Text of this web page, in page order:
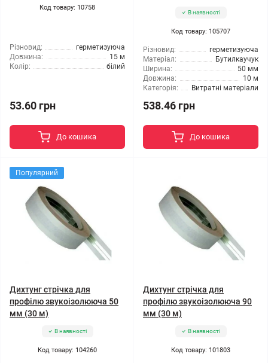
Код товару: 10758
Різновид:
герметизуюча
Довжина:
15 м
Колір:
білий
53.60 грн
До кошика
В наявності
Код товару: 105707
Різновид:
герметизуюча
Матеріал:
Бутилкаучук
Ширина:
50 мм
Довжина:
10 м
Категорія:
Витратні матеріали
538.46 грн
До кошика
Популярний
Дихтунг стрічка для
профілю звукоізолююча 50
мм (30 м)
В наявності
Код товару: 104260
Дихтунг стрічка для
профілю звукоізолююча 90
мм (30 м)
В наявності
Код товару: 101803